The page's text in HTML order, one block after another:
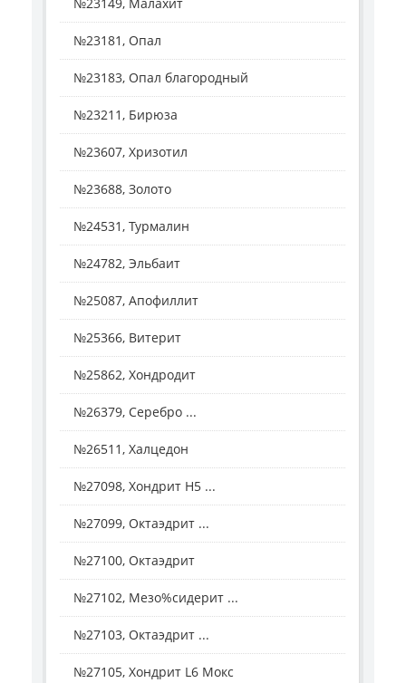
№23181, Опал
№23183, Опал благородный
№23211, Бирюза
№23607, Хризотил
№23688, Золото
№24531, Турмалин
№24782, Эльбаит
№25087, Апофиллит
№25366, Витерит
№25862, Хондродит
№26379, Серебро ...
№26511, Халцедон
№27098, Хондрит H5 ...
№27099, Октаэдрит ...
№27100, Октаэдрит
№27102, Мезо%сидерит ...
№27103, Октаэдрит ...
№27105, Хондрит L6 Мокс